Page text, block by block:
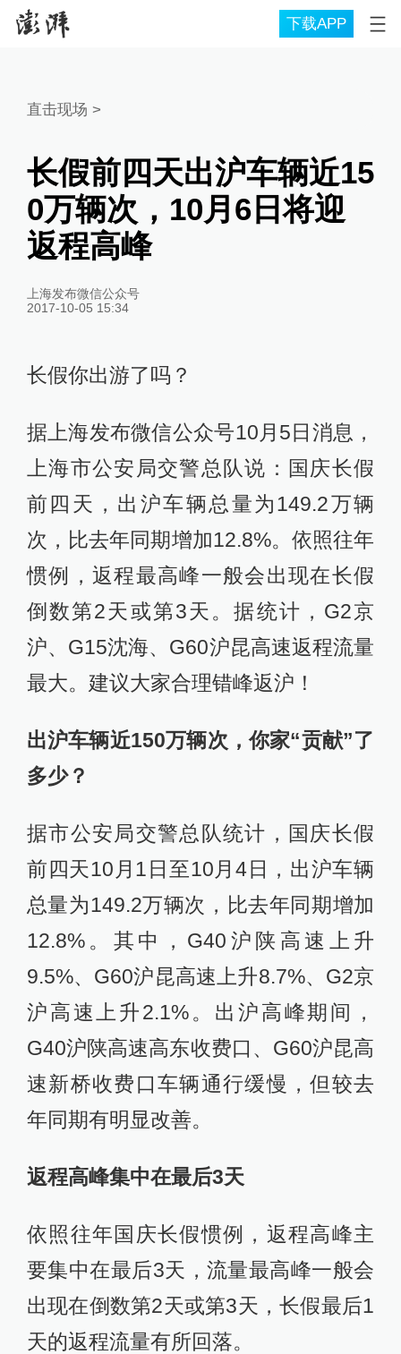
下载APP
直击现场 >
长假前四天出沪车辆近15
0万辆次，10月6日将迎
返程高峰
上海发布微信公众号
2017-10-05 15:34
长假你出游了吗？
据上海发布微信公众号10月5日消息，
上海市公安局交警总队说：国庆长假
前四天，出沪车辆总量为149.2万辆
次，比去年同期增加12.8%。依照往年
惯例，返程最高峰一般会出现在长假
倒数第2天或第3天。据统计，G2京
沪、G15沈海、G60沪昆高速返程流量
最大。建议大家合理错峰返沪！
出沪车辆近150万辆次，你家“贡献”了
多少？
据市公安局交警总队统计，国庆长假
前四天10月1日至10月4日，出沪车辆
总量为149.2万辆次，比去年同期增加
12.8%。其中，G40沪陕高速上升
9.5%、G60沪昆高速上升8.7%、G2京
沪高速上升2.1%。出沪高峰期间，
G40沪陕高速高东收费口、G60沪昆高
速新桥收费口车辆通行缓慢，但较去
年同期有明显改善。
返程高峰集中在最后3天
依照往年国庆长假惯例，返程高峰主
要集中在最后3天，流量最高峰一般会
出现在倒数第2天或第3天，长假最后1
天的返程流量有所回落。